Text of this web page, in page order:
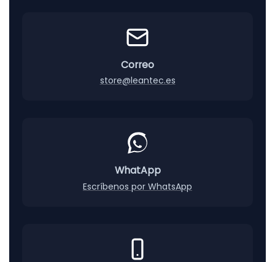
e
s
d
e
0
€
h
a
t
Correo
store@leantec.es
WhatApp
Escríbenos por WhatsApp